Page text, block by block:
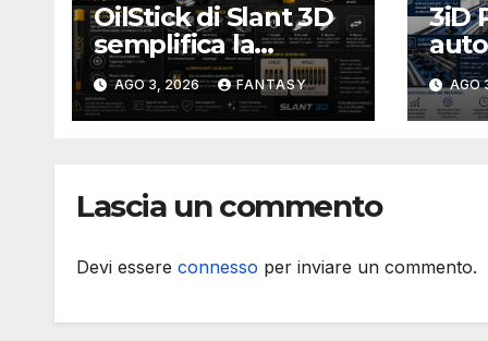
OilStick di Slant 3D
semplifica la
lubrificazione delle
stampanti 3D con
un applicatore a
AGO 3, 2026 FANTASY
3iD
AGO
Lascia un commento
Devi essere connesso per inviare un commento.